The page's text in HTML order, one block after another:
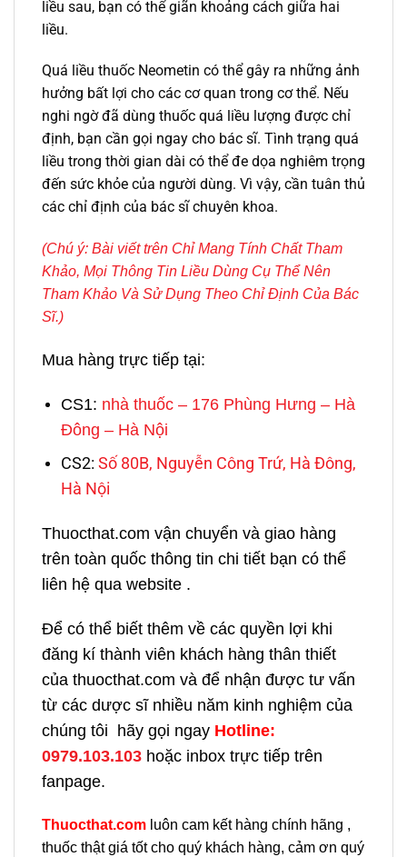
liều sau, bạn có thể giãn khoảng cách giữa hai
liều.
Quá liều thuốc Neometin có thể gây ra những ảnh
hưởng bất lợi cho các cơ quan trong cơ thể. Nếu
nghi ngờ đã dùng thuốc quá liều lượng được chỉ
định, bạn cần gọi ngay cho bác sĩ. Tình trạng quá
liều trong thời gian dài có thể đe dọa nghiêm trọng
đến sức khỏe của người dùng. Vì vậy, cần tuân thủ
các chỉ định của bác sĩ chuyên khoa.
(Chú ý: Bài viết trên Chỉ Mang Tính Chất Tham
Khảo, Mọi Thông Tin Liều Dùng Cụ Thể Nên
Tham Khảo Và Sử Dụng Theo Chỉ Định Của Bác
Sĩ.)
Mua hàng trực tiếp tại:
CS1: nhà thuốc – 176 Phùng Hưng – Hà
Đông – Hà Nội
CS2: Số 80B, Nguyễn Công Trứ, Hà Đông,
Hà Nội
Thuocthat.com vận chuyển và giao hàng
trên toàn quốc thông tin chi tiết bạn có thể
liên hệ qua website .
Để có thể biết thêm về các quyền lợi khi
đăng kí thành viên khách hàng thân thiết
của thuocthat.com và để nhận được tư vấn
từ các dược sĩ nhiều năm kinh nghiệm của
chúng tôi hãy gọi ngay Hotline:
0979.103.103 hoặc inbox trực tiếp trên
fanpage.
Thuocthat.com luôn cam kết hàng chính hãng ,
thuốc thật giá tốt cho quý khách hàng, cảm ơn quý